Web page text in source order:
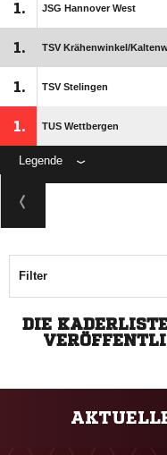
1. JSG Hannover West
1. TSV Krähenwinkel/​
1. TSV Stelingen
1. TUS Wettbergen
Legende
Filter
DIE